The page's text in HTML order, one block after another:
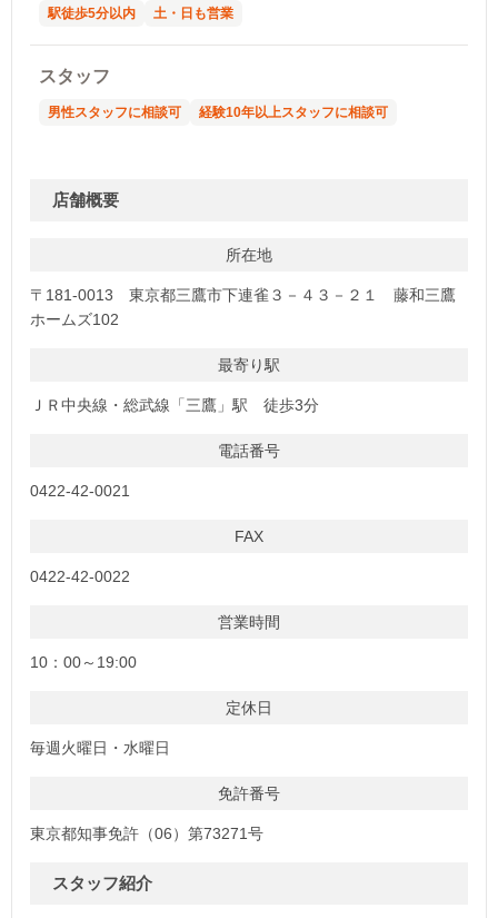
駅徒歩5分以内 土・日も営業
スタッフ
男性スタッフに相談可 経験10年以上スタッフに相談可
店舗概要
所在地
〒181-0013 東京都三鷹市下連雀３－４３－２１ 藤和三鷹
ホームズ102
最寄り駅
ＪＲ中央線・総武線「三鷹」駅 徒歩3分
電話番号
0422-42-0021
FAX
0422-42-0022
営業時間
10：00～19:00
定休日
毎週火曜日・水曜日
免許番号
東京都知事免許（06）第73271号
スタッフ紹介